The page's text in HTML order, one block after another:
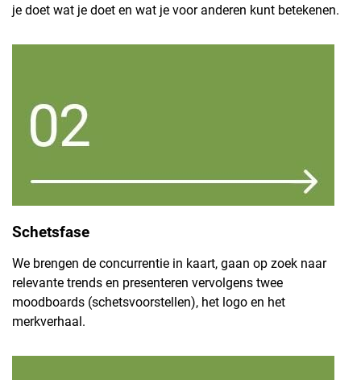
je doet wat je doet en wat je voor anderen kunt betekenen.
Schetsfase
We brengen de concurrentie in kaart, gaan op zoek naar
relevante trends en presenteren vervolgens twee
moodboards (schetsvoorstellen), het logo en het
merkverhaal.